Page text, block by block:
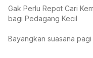
Gak Perlu Repot Cari
bagi Pedagang Kecil
Bayangkan suasana